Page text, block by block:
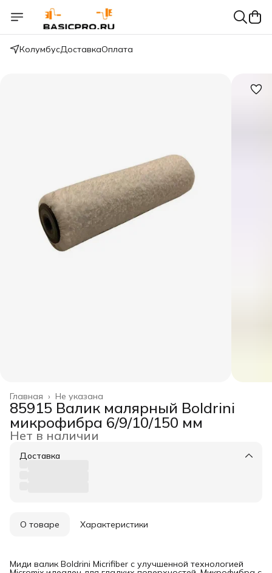
КолумбусДоставкаОплата
Не указана
Главная ›
85915 Валик малярный Boldrini
микрофибра 6/9/10/150 мм
Нет в наличии
Доставка
О товаре Характеристики
Миди валик Boldrini Micrifiber с улучшенной технологией